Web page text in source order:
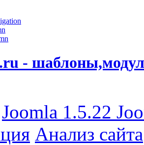
-
Joomla 1.5.22
Анализ сайта